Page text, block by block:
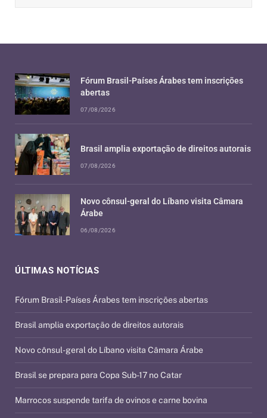
ÚLTIMAS NOTÍCIAS
Fórum Brasil-Países Árabes tem inscrições abertas
Brasil amplia exportação de direitos autorais
Novo cônsul-geral do Líbano visita Câmara Árabe
Brasil se prepara para Copa Sub-17 no Catar
Marrocos suspende tarifa de ovinos e carne bovina
Fórum Brasil-Países Árabes tem inscrições
abertas
07/08/2026
Brasil amplia exportação de direitos autorais
07/08/2026
Novo cônsul-geral do Líbano visita Câmara
Árabe
06/08/2026